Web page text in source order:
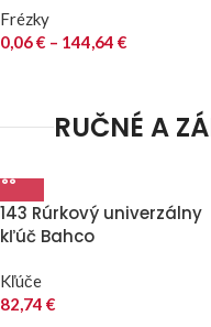
Frézky
0,06€ – 144,64 €
RUČNÉ A
143 Rúrkový univerzálny
kľúč Bahco
Kľúče
82,74 €